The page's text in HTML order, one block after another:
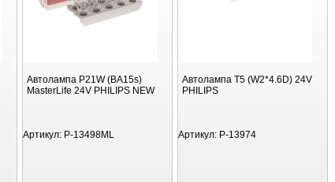
Автолампа P21W (BA15s)
MasterLife 24V PHILIPS NEW
Артикул: P-13498ML
Автолампа T5 (W2*4.6D) 24V
PHILIPS
Артикул: P-13974